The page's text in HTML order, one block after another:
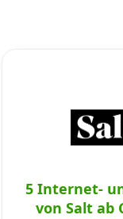
5 Internet-
von Salt ab